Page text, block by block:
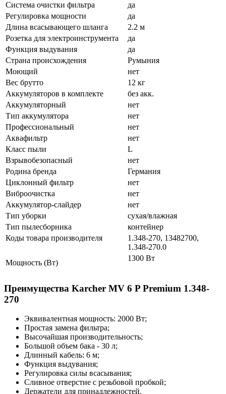
Система очистки фильтра
да
Регулировка мощности
да
Длина всасывающего шланга
2.2 м
Розетка для электроинструмента
да
Функция выдувания
да
Страна происхождения
Румыния
Моющий
нет
Вес брутто
12 кг
Аккумуляторов в комплекте
без акк.
Аккумуляторный
нет
Тип аккумулятора
нет
Профессиональный
нет
Аквафильтр
нет
Класс пыли
L
Взрывобезопасный
нет
Родина бренда
Германия
Циклонный фильтр
нет
Виброочистка
нет
Аккумулятор-слайдер
нет
Тип уборки
сухая/влажная
Тип пылесборника
контейнер
Коды товара производителя
1.348-270, 13482700,
1.348-270.0
Мощность (Вт)
1300 Вт
Преимущества Karcher MV 6 P Premium 1.348-
270
Эквивалентная мощность: 2000 Вт;
Простая замена фильтра;
Высочайшая производительность;
Большой объем бака - 30 л;
Длинный кабель: 6 м;
Функция выдувания;
Регулировка силы всасывания;
Сливное отверстие с резьбовой пробкой;
Держатели для принадлежностей.